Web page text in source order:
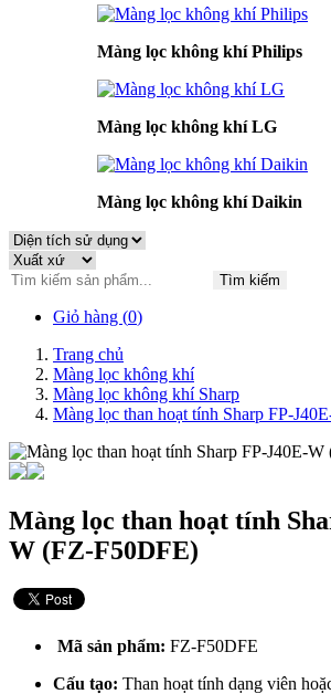
Màng lọc không khí Philips
Màng lọc không khí LG
Màng lọc không khí Daikin
Tìm kiếm
Giỏ hàng (0)
Trang chủ
Màng lọc không khí
Màng lọc không khí Sharp
Màng lọc than hoạt tính Sharp FP-
Màng lọc than hoạt tính
W (FZ-F50DFE)
Mã sản phẩm: FZ-F50DFE
Cấu tạo: Than hoạt tính dạng viên